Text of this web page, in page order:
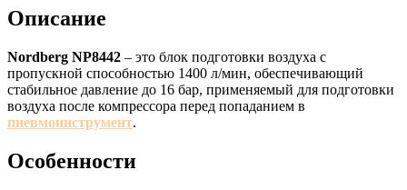
Описание
Nordberg NP8442 – это блок подготовки воздуха с
пропускной способностью 1400 л/мин, обеспечивающий
стабильное давление до 16 бар, применяемый для подготовки
воздуха после компрессора перед попаданием в
пневмоинструмент.
Особенности